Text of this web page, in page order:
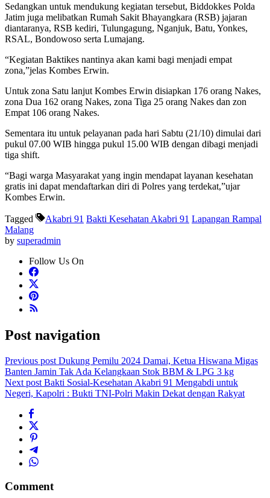
Sedangkan untuk mendukung kegiatan tersebut, Biddokkes Polda
Jatim juga melibatkan Rumah Sakit Bhayangkara (RSB) jajaran
diantaranya, RSB kediri, Tulungagung, Nganjuk, Batu, Yonkes,
RSAL, Bondowoso serta Lumajang.
“Kegiatan Baktikes nantinya akan kami bagi menjadi empat
zona,”jelas Kombes Erwin.
Untuk zona Satu lanjut Kombes Erwin disiapkan 176 orang Nakes,
zona Dua 162 orang Nakes, zona Tiga 25 orang Nakes dan zon
Empat 106 orang Nakes.
Sementara itu untuk pelayanan pada hari Sabtu (21/10) dimulai dari
pukul 07.00 WIB hingga pukul 15.00 WIB dengan dibagi menjadi
tiga shift.
“Bagi warga Masyarakat yang ingin mendapat layanan kesehatan
gratis ini dapat mendaftarkan diri di Polres yang terdekat,”ujar
Kombes Erwin.
Tagged Akabri 91 Bakti Kesehatan Akabri 91 Lapangan Rampal
Malang
by superadmin
Follow Us On
Post navigation
Previous post Dukung Pemilu 2024 Damai, Ketua Hiswana Migas
Banten Jamin Tak Ada Kelangkaan Stok BBM & LPG 3 kg
Next post Bakti Sosial-Kesehatan Akabri 91 Mengabdi untuk
Negeri, Kapolri : Bukti TNI-Polri Makin Dekat dengan Rakyat
Comment